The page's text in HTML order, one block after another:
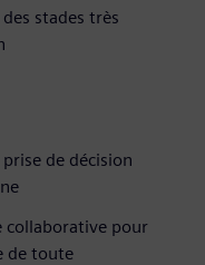
stades très
de décision
collaborative pour
de toute